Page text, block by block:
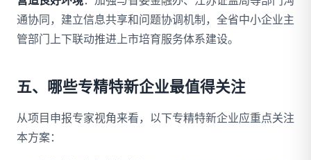
通协同，建立信息共享和问题协调机制，全省中小企业主
管部门上下联动推进上市培育服务体系建设。
五、哪些专精特新企业最值得关注
从项目申报专家视角来看，以下专精特新企业应重点关注
本方案：